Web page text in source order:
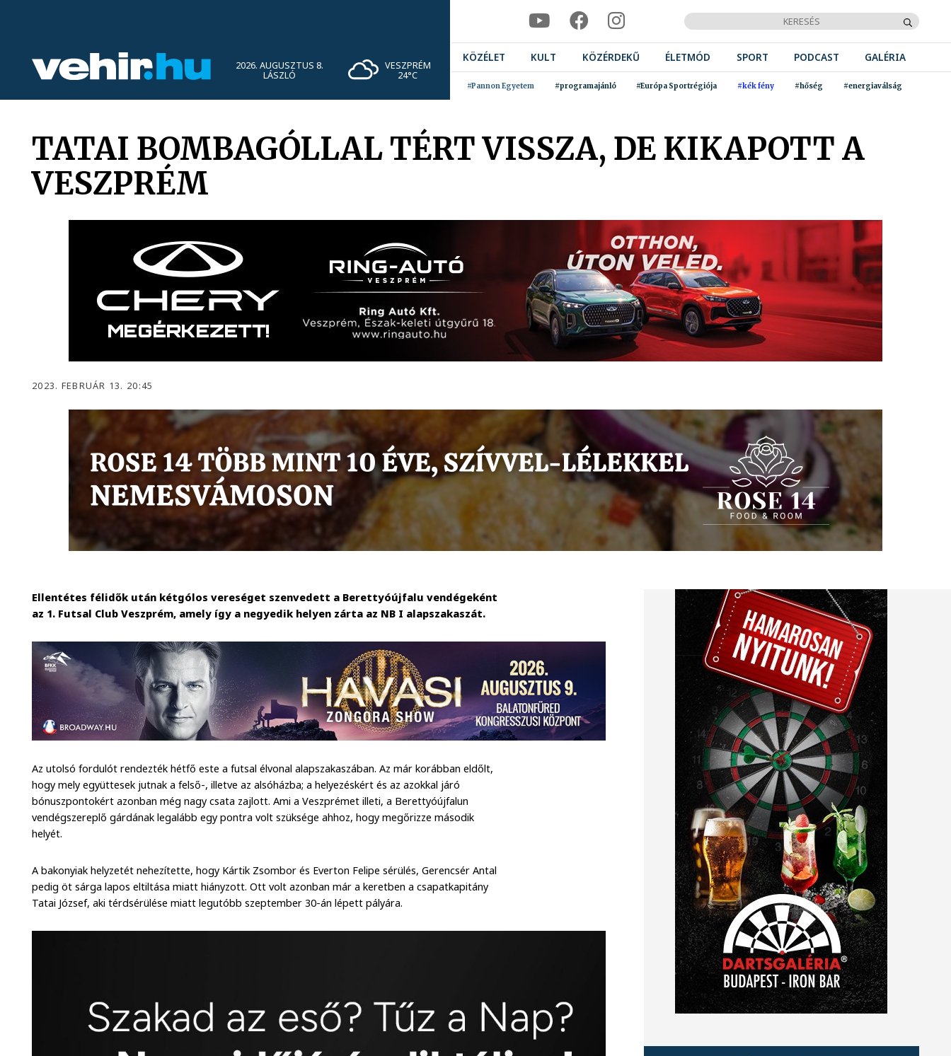
2026. AUGUSZTUS 8.
LÁSZLÓ
VESZPRÉM
24°C
KÖZÉLET KULT KÖZÉRDEKŰ ÉLETMÓD SPORT PODCAST GALÉRIA
#Pannon Egyetem #programajánló #Európa Sportrégiója #kék fény #hőség #energiaválság
TATAI BOMBAGÓLLAL TÉRT VISSZA, DE KIKAPOTT A
VESZPRÉM
2023. FEBRUÁR 13. 20:45
Ellentétes félidők után kétgólos vereséget szenvedett a Berettyóújfalu vendégeként
az 1. Futsal Club Veszprém, amely így a negyedik helyen zárta az NB I alapszakaszát.
Az utolsó fordulót rendezték hétfő este a futsal élvonal alapszakaszában. Az már korábban eldőlt,
hogy mely együttesek jutnak a felső-, illetve az alsóházba; a helyezéskért és az azokkal járó
bónuszpontokért azonban még nagy csata zajlott. Ami a Veszprémet illeti, a Berettyóújfalun
vendégszereplő gárdának legalább egy pontra volt szüksége ahhoz, hogy megőrizze második
helyét.
A bakonyiak helyzetét nehezítette, hogy Kártik Zsombor és Everton Felipe sérülés, Gerencsér Antal
pedig öt sárga lapos eltiltása miatt hiányzott. Ott volt azonban már a keretben a csapatkapitány
Tatai József, aki térdsérülése miatt legutóbb szeptember 30-án lépett pályára.